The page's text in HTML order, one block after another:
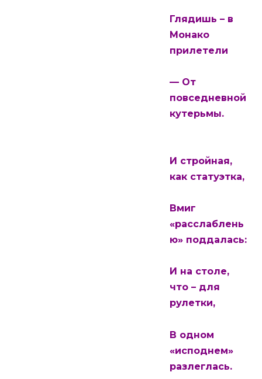
Глядишь – в
Монако
прилетели
— От
повседневной
кутерьмы.
И стройная,
как статуэтка,
Вмиг
«расслаблень
ю» поддалась:
И на столе,
что – для
рулетки,
В одном
«исподнем»
разлеглась.